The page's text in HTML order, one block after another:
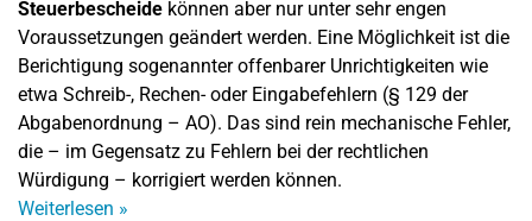
Steuerbescheide können aber nur unter sehr engen
Voraussetzungen geändert werden. Eine Möglichkeit ist die
Berichtigung sogenannter offenbarer Unrichtigkeiten wie
etwa Schreib-, Rechen- oder Eingabefehlern (§ 129 der
Abgabenordnung – AO). Das sind rein mechanische Fehler,
die – im Gegensatz zu Fehlern bei der rechtlichen
Würdigung – korrigiert werden können.
Weiterlesen »